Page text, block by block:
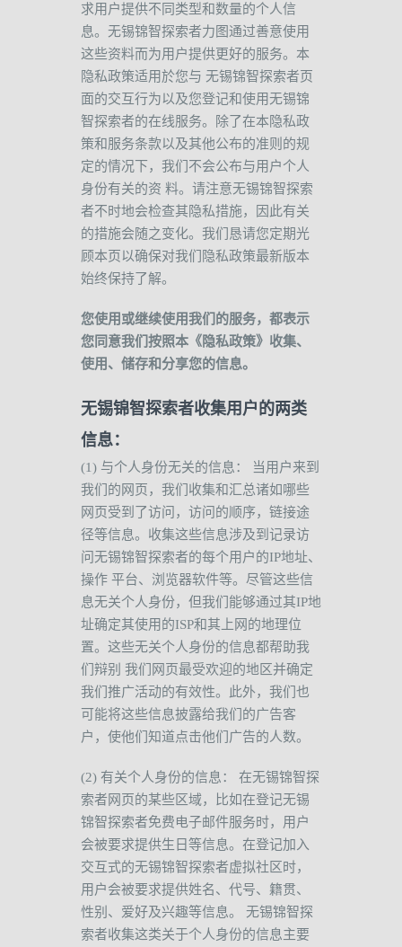
求用户提供不同类型和数量的个人信
息。无锡锦智探索者力图通过善意使用
这些资料而为用户提供更好的服务。本
隐私政策适用於您与 无锡锦智探索者页
面的交互行为以及您登记和使用无锡锦
智探索者的在线服务。除了在本隐私政
策和服务条款以及其他公布的准则的规
定的情况下，我们不会公布与用户个人
身份有关的资 料。请注意无锡锦智探索
者不时地会检查其隐私措施，因此有关
的措施会随之变化。我们恳请您定期光
顾本页以确保对我们隐私政策最新版本
始终保持了解。
您使用或继续使用我们的服务，都表示
您同意我们按照本《隐私政策》收集、
使用、储存和分享您的信息。
无锡锦智探索者收集用户的两类
信息：
(1) 与个人身份无关的信息：
当用户来到
我们的网页，我们收集和汇总诸如哪些
网页受到了访问，访问的顺序，链接途
径等信息。收集这些信息涉及到记录访
问无锡锦智探索者的每个用户的IP地址、
操作 平台、浏览器软件等。尽管这些信
息无关个人身份，但我们能够通过其IP地
址确定其使用的ISP和其上网的地理位
置。这些无关个人身份的信息都帮助我
们辩别 我们网页最受欢迎的地区并确定
我们推广活动的有效性。此外，我们也
可能将这些信息披露给我们的广告客
户，使他们知道点击他们广告的人数。
(2) 有关个人身份的信息：
在无锡锦智探
索者网页的某些区域，比如在登记无锡
锦智探索者免费电子邮件服务时，用户
会被要求提供生日等信息。在登记加入
交互式的无锡锦智探索者虚拟社区时，
用户会被要求提供姓名、代号、籍贯、
性别、爱好及兴趣等信息。
无锡锦智探
索者收集这类关于个人身份的信息主要